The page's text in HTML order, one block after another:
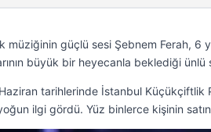
müziğinin güçlü sesi Şebnem Ferah, 6
büyük bir heyecanla beklediği
tarihlerinde İstanbul Küçükçiftlik
ilgi gördü. Yüz binlerce kişinin